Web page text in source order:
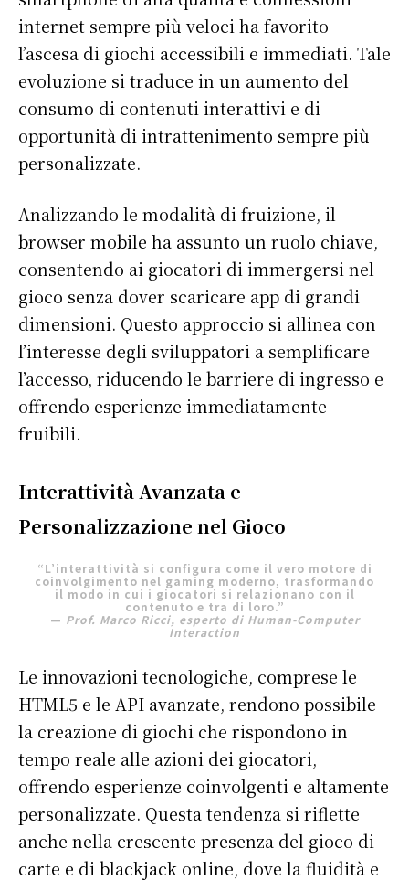
internet sempre più veloci ha favorito
l’ascesa di giochi accessibili e immediati. Tale
evoluzione si traduce in un aumento del
consumo di contenuti interattivi e di
opportunità di intrattenimento sempre più
personalizzate.
Analizzando le modalità di fruizione, il
browser mobile ha assunto un ruolo chiave,
consentendo ai giocatori di immergersi nel
gioco senza dover scaricare app di grandi
dimensioni. Questo approccio si allinea con
l’interesse degli sviluppatori a semplificare
l’accesso, riducendo le barriere di ingresso e
offrendo esperienze immediatamente
fruibili.
Interattività Avanzata e
Personalizzazione nel Gioco
“L’interattività si configura come il vero motore di
coinvolgimento nel gaming moderno, trasformando
il modo in cui i giocatori si relazionano con il
contenuto e tra di loro.”
— Prof. Marco Ricci, esperto di Human-Computer
Interaction
Le innovazioni tecnologiche, comprese le
HTML5 e le API avanzate, rendono possibile
la creazione di giochi che rispondono in
tempo reale alle azioni dei giocatori,
offrendo esperienze coinvolgenti e altamente
personalizzate. Questa tendenza si riflette
anche nella crescente presenza del gioco di
carte e di blackjack online, dove la fluidità e